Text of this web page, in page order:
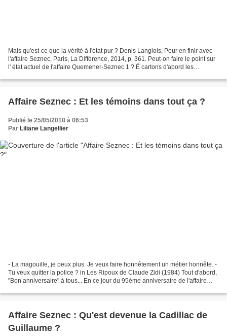
Mais qu'est-ce que la vérité à l'état pur ? Denis Langlois, Pour en finir avec
l'affaire Seznec, Paris, La Différence, 2014, p. 361. Peut-on faire le point sur
l' état actuel de l'affaire Quemener-Seznec 1 ? É cartons d'abord les
Affaire Seznec : Et les témoins dans tout ça ?
Publié le 25/05/2018 à 06:53
Par Liliane Langellier
- La magouille, je peux plus. Je veux faire honnêtement un métier honnête. -
Tu veux quitter la police ? in Les Ripoux de Claude Zidi (1984) Tout d'abord,
"Bon anniversaire" à tous... En ce jour du 95ème anniversaire de l'affaire
Affaire Seznec : Qu'est devenue la Cadillac de
Guillaume ?